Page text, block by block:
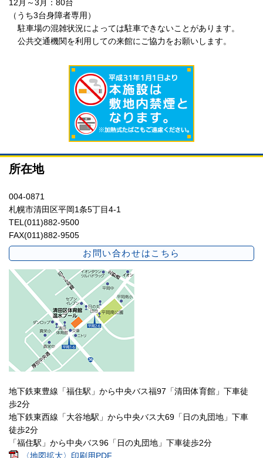
12月～3月：80台
（うち3台身障者専用）
駐車場の混雑状況によっては駐車できないことがあります。
公共交通機関を利用しての来館にご協力をお願いします。
所在地
004-0871
札幌市清田区平岡1条5丁目4-1
TEL(011)882-9500
FAX(011)882-9505
お問い合わせはこちら
地下鉄東豊線「福住駅」から中央バス福97「清田体育館」下車徒
歩2分
地下鉄東西線「大谷地駅」から中央バス大69「日の丸団地」下車
徒歩2分
「福住駅」から中央バス96「日の丸団地」下車徒歩2分
〈地図拡大〉印刷用PDF